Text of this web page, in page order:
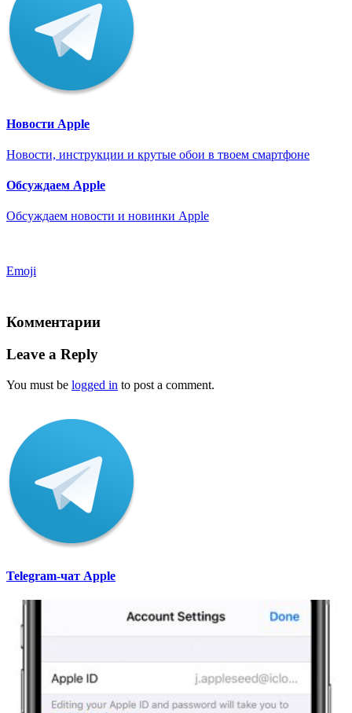
Новости Apple
Новости, инструкции и крутые обои в твоем смартфоне
Обсуждаем Apple
Обсуждаем новости и новинки Apple
Emoji
Комментарии
Leave a Reply
You must be logged in to post a comment.
Telegram-чат Apple